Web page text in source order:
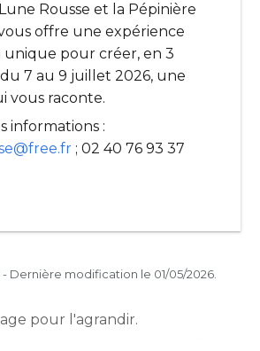
Rousse et la Pépinière
offre une expérience
unique pour créer, en 3
7 au 9 juillet 2026, une
vous raconte.
informations :
; 02 40 76 93 37
Dernière modification le 01/05/2026.
pour l'agrandir.